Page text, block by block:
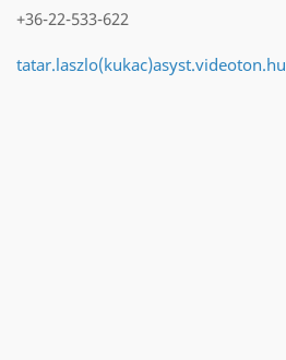
+36-22-533-622
tatar.laszlo(kukac)asyst.videoton.hu